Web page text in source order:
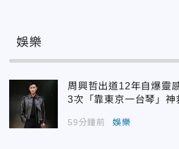
娛樂
周興哲出道12年自爆靈
3次「靠東京一台琴」神
59分鐘前 娛樂